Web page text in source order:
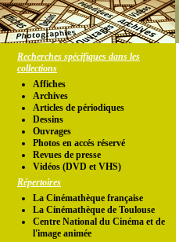
Recherches spécifiques dans les
collections
Affiches
Archives
Articles de périodiques
Dessins
Ouvrages
Photos en accés réservé
Revues de presse
Vidéos (DVD et VHS)
Répertoires
La Cinémathèque française
La Cinémathèque de Toulouse
Centre National du Cinéma et de
l'image animée